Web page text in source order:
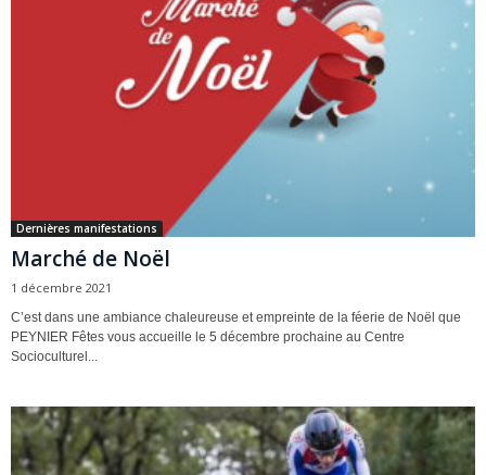
Dernières manifestations
Marché de Noël
1 décembre 2021
C’est dans une ambiance chaleureuse et empreinte de la féerie de Noël que
PEYNIER Fêtes vous accueille le 5 décembre prochaine au Centre
Socioculturel...